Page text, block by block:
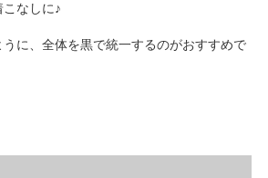
なしに♪
に、全体を黒で統一するのがおすすめで